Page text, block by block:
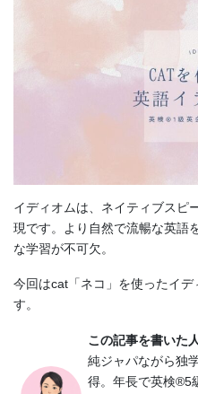
イディオムは、ネイティブスピ
現です。より自然で流暢な英語
な学習が不可欠。
今回はcat「ネコ」を使ったイ
す。
この記事を書いた
純ジャパながら独
得。年長で英検®5